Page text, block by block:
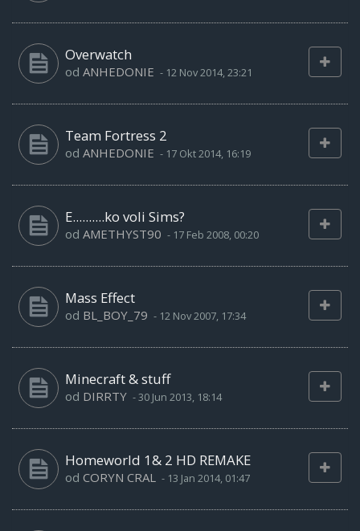
Overwatch
od ANHEDONIE - 12 Nov 2014, 23:21
Team Fortress 2
od ANHEDONIE - 17 Okt 2014, 16:19
E..........ko voli Sims?
od AMETHYST90 - 17 Feb 2008, 00:20
Mass Effect
od BL_BOY_79 - 12 Nov 2007, 17:34
Minecraft & stuff
od DIRRTY -30 Jun 2013, 18:14
Homeworld 1& 2 HD REMAKE
od CORYN CRAL - 13 Jan 2014, 01:47